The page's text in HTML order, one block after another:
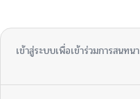
เข้าสู่ระบบเพื่อเข้าร่วมการสนทนา